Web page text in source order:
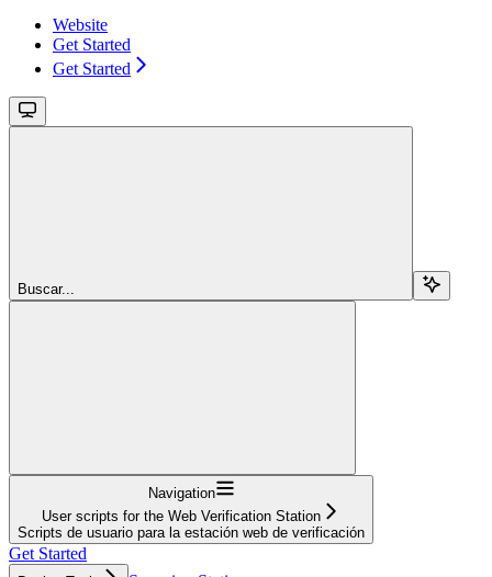
Website
Get Started
Get Started
Buscar...
Navigation
User scripts for the Web Verification Station
Scripts de usuario para la estación web de verificación
Get Started